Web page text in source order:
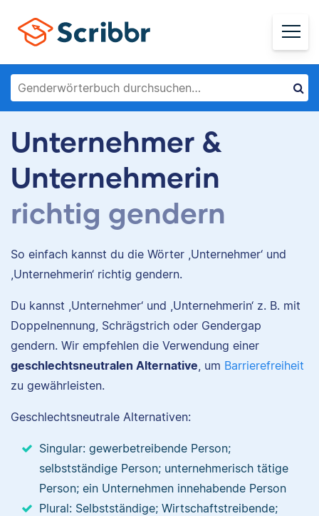
Unternehmer &
Unternehmerin
richtig gendern
So einfach kannst du die Wörter ,Unternehmer‘ und
,Unternehmerin‘ richtig gendern.
Du kannst ,Unternehmer‘ und ,Unternehmerin‘ z. B. mit
Doppelnennung, Schrägstrich oder Gendergap
gendern. Wir empfehlen die Verwendung einer
geschlechtsneutralen Alternative, um Barrierefreiheit
zu gewährleisten.
Geschlechtsneutrale Alternativen:
Singular: gewerbetreibende Person;
selbstständige Person; unternehmerisch tätige
Person; ein Unternehmen innehabende Person
Plural: Selbstständige; Wirtschaftstreibende;